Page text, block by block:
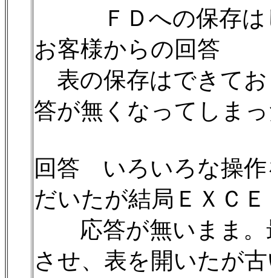
ＦＤへの保存は
お客様からの回答
表の保存はできて
答が無くなってしま
回答 いろいろな操作
だいたが結局ＥＸＣ
応答が無いまま。
させ、表を開いたが